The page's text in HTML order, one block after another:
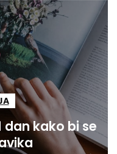
dan kako bi se